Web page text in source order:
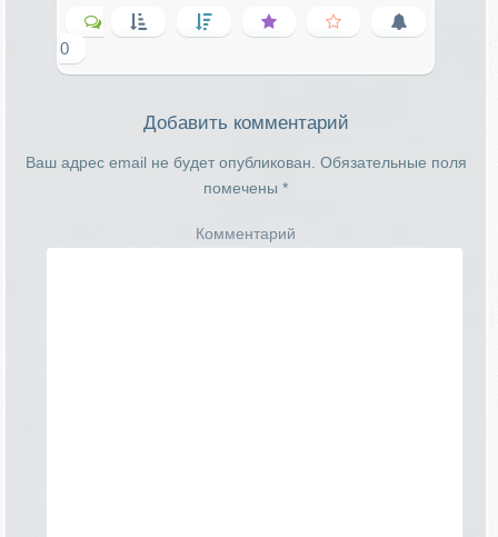
0
Добавить комментарий
Ваш адрес email не будет опубликован. Обязательные поля
помечены *
Комментарий